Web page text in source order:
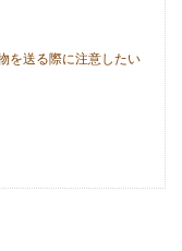
を送る際に注意したい